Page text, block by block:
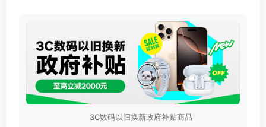
3C数码以旧换新政府补贴商品